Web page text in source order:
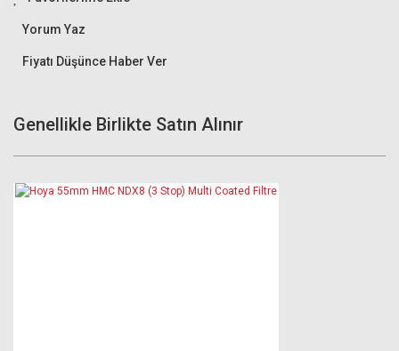
Yorum Yaz
Fiyatı Düşünce Haber Ver
Genellikle Birlikte Satın Alınır